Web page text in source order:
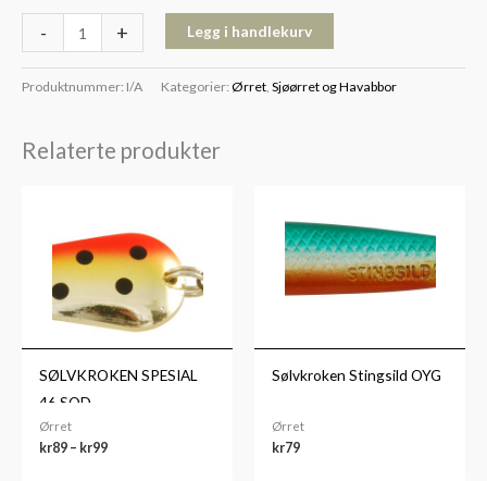
- + Legg i handlekurv
Produktnummer: I/A Kategorier: Ørret, Sjøørret og Havabbor
Relaterte produkter
SØLVKROKEN SPESIAL
46 SOD
Ørret
kr89 – kr99
kr99
Sølvkroken Stingsild OYG
Ørret
kr79